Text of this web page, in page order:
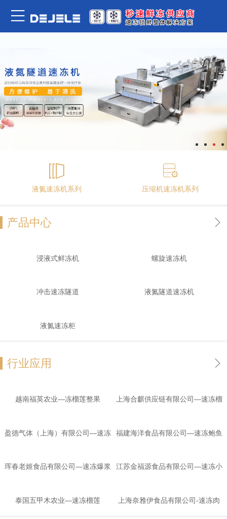
液氮速冻机系列 压缩机速冻机系列
产品中心
浸液式鲜冻机 螺旋速冻机
冲击速冻隧道 液氮隧道速冻机
液氮速冻柜
行业应用
越南福英农业—冻榴莲整果 上海合麒供应链有限公司—速冻榴
盈德气体（上海）有限公司—速冻
福建海洋食品有限公司—速冻鲍鱼
珲春老姬食品有限公司—速冻爆浆 江苏金福源食品有限公司—速冻小
泰国五甲木农业—速冻榴莲
上海奈雅伊食品有限公司-速冻肉